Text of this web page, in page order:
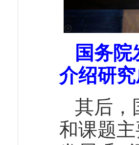
国务
介绍研
其后，
和课题